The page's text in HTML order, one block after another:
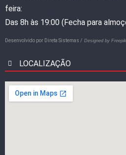
feira:
Das 8h às 19:00 (Fecha para
Desenvolvido por Direta Sistemas / Designed by Freepik
LOCALIZAÇÃO